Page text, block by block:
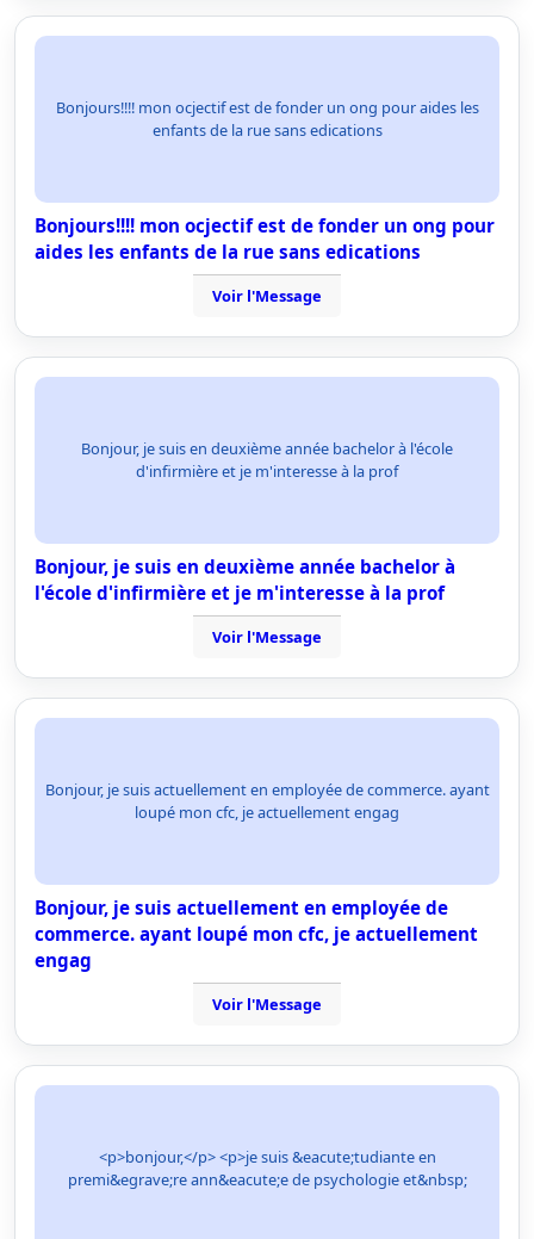
Bonjours!!!! mon ocjectif est de fonder un ong pour aides les
enfants de la rue sans edications
Bonjours!!!! mon ocjectif est de fonder un ong pour
aides les enfants de la rue sans edications
Voir l'Message
Bonjour, je suis en deuxième année bachelor à l'école
d'infirmière et je m'interesse à la prof
Bonjour, je suis en deuxième année bachelor à
l'école d'infirmière et je m'interesse à la prof
Voir l'Message
Bonjour, je suis actuellement en employée de commerce. ayant
loupé mon cfc, je actuellement engag
Bonjour, je suis actuellement en employée de
commerce. ayant loupé mon cfc, je actuellement
engag
Voir l'Message
<p>bonjour,</p> <p>je suis &eacute;tudiante en
premi&egrave;re ann&eacute;e de psychologie et&nbsp;